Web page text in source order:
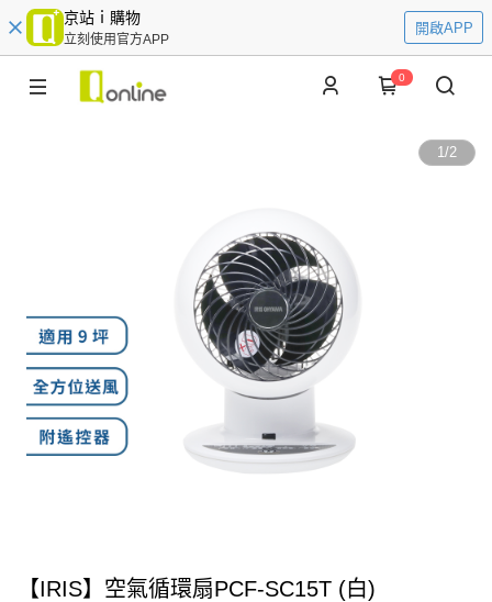
京站ｉ購物
立刻使用官方APP
開啟APP
0
1/2
【IRIS】空氣循環扇PCF-SC15T (白)